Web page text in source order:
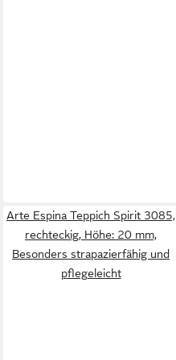
Arte Espina Teppich Spirit 3085,
rechteckig, Höhe: 20 mm,
Besonders strapazierfähig und
pflegeleicht